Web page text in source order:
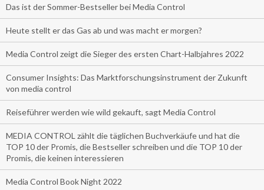
Das ist der Sommer-Bestseller bei Media Control
Heute stellt er das Gas ab und was macht er morgen?
Media Control zeigt die Sieger des ersten Chart-Halbjahres 2022
Consumer Insights: Das Marktforschungsinstrument der Zukunft
von media control
Reiseführer werden wie wild gekauft, sagt Media Control
MEDIA CONTROL zählt die täglichen Buchverkäufe und hat die
TOP 10 der Promis, die Bestseller schreiben und die TOP 10 der
Promis, die keinen interessieren
Media Control Book Night 2022